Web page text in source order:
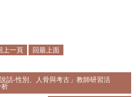
上一頁 回最上面
話-性別、人骨與考古」教師研習活
析